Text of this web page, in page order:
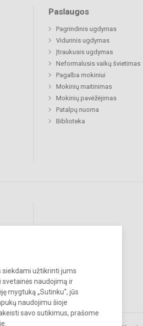
siekdami užtikrinti jums
naudojimą ir
mygtuką „Sutinku“, jūs
naudojimu šioje
savo sutikimus, prašome
Paslaugos
Pagrindinis ugdymas
Vidurinis ugdymas
Įtraukusis ugdymas
Neformalusis vaikų švietimas
Pagalba mokiniui
Mokinių maitinimas
Mokinių pavėžėjimas
Patalpų nuoma
Biblioteka